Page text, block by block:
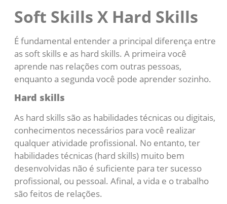
Soft Skills X Hard Skills
É fundamental entender a principal diferença entre
as soft skills e as hard skills. A primeira você
aprende nas relações com outras pessoas,
enquanto a segunda você pode aprender sozinho.
Hard skills
As hard skills são as habilidades técnicas ou digitais,
conhecimentos necessários para você realizar
qualquer atividade profissional. No entanto, ter
habilidades técnicas (hard skills) muito bem
desenvolvidas não é suficiente para ter sucesso
profissional, ou pessoal. Afinal, a vida e o trabalho
são feitos de relações.